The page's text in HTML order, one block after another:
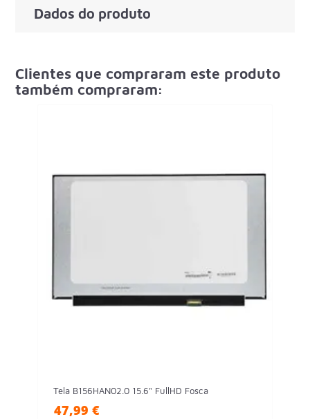
Dados do produto
Clientes que compraram este produto
também compraram:
Tela B156HAN02.0 15.6" FullHD Fosca
47,99 €